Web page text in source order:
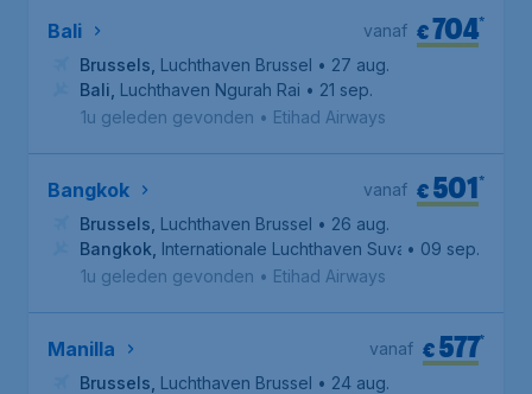
Bali €704*
vanaf
Brussels Luchthaven Brussel • 27 aug.
Bali Luchthaven Ngurah Rai • 21 sep.
1u geleden gevonden • Etihad Airways
Bangkok €501*
vanaf
Brussels Luchthaven Brussel • 26 aug.
Bangkok Internationale Luchthaven Suvarnabhumi
• 09 sep.
1u geleden gevonden • Etihad Airways
Manilla €577*
vanaf
Brussels Luchthaven Brussel • 24 aug.